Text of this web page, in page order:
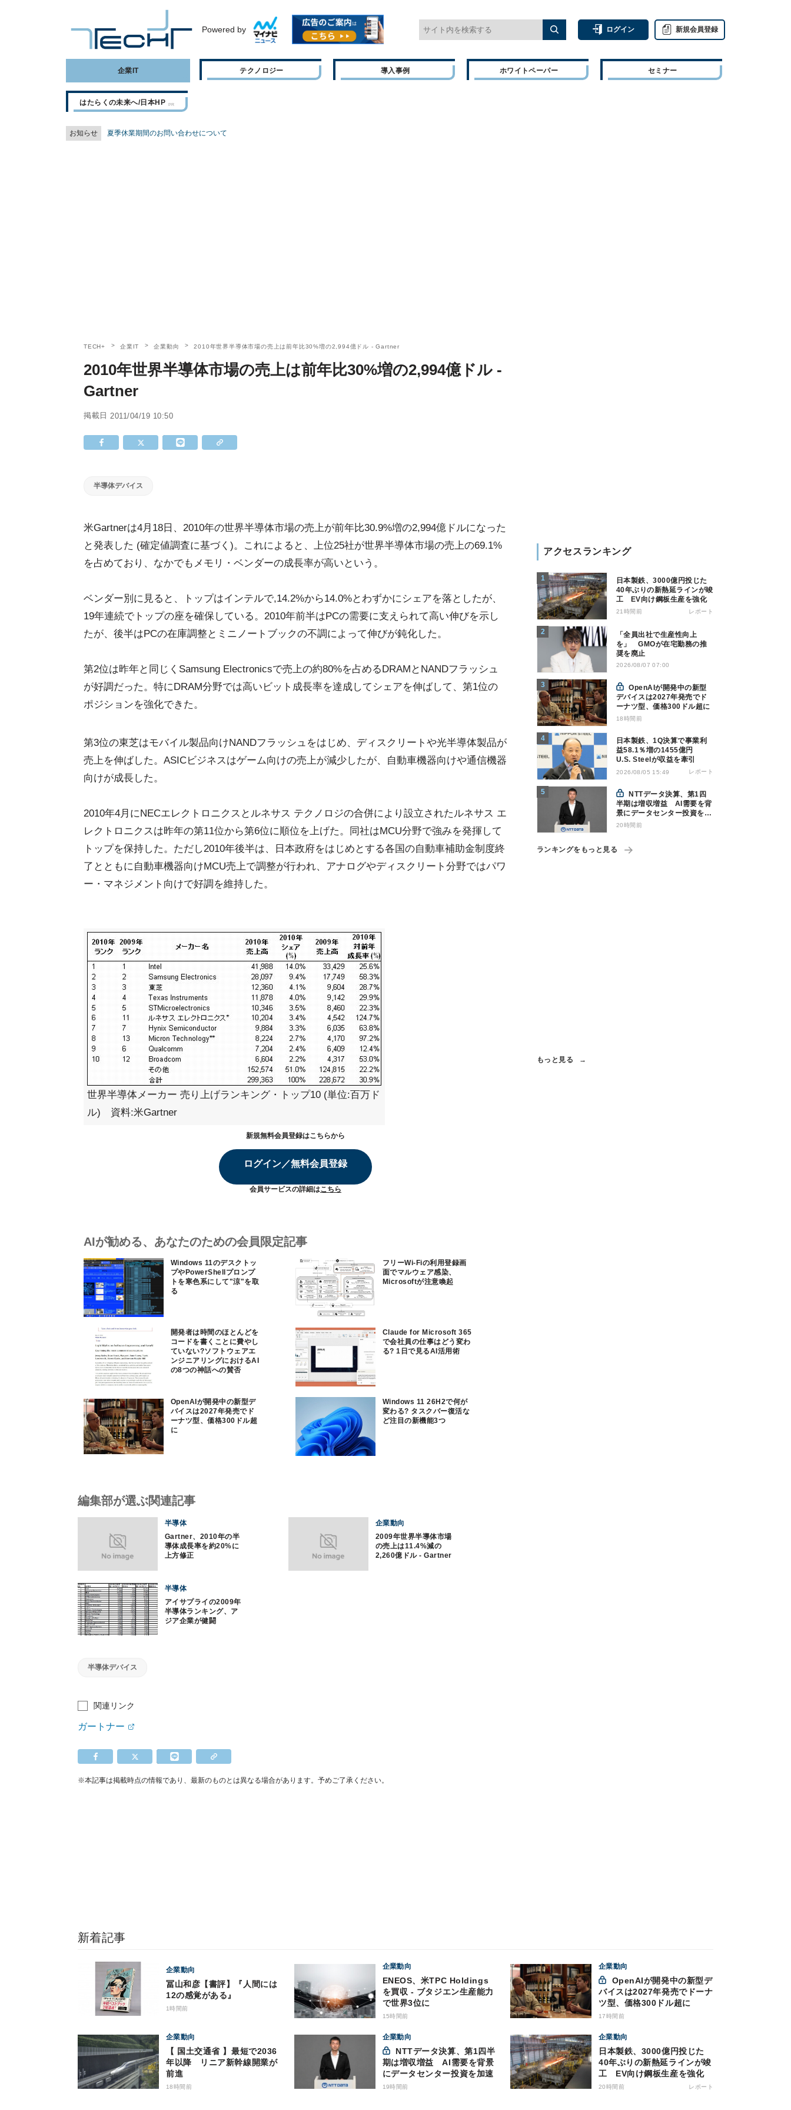
Powered by ログイン 新規会員登録
企業IT テクノロジー 導入事例 ホワイトペーパー セミナー
はたらくの未来へ/日本HP
お知らせ 夏季休業期間のお問い合わせについて
TECH+ 企業IT 企業動向 2010年世界半導体市場の売上は前年比30%増の2,994億ドル - Gartner
2010年世界半導体市場の売上は前年比30%増の2,994億ドル -
Gartner
掲載日 2011/04/19 10:50
半導体デバイス
米Gartnerは4月18日、2010年の世界半導体市場の売上が前年比30.9%増の2,994億ドルになった
と発表した (確定値調査に基づく)。これによると、上位25社が世界半導体市場の売上の69.1%
を占めており、なかでもメモリ・ベンダーの成長率が高いという。
ベンダー別に見ると、トップはインテルで,14.2%から14.0%とわずかにシェアを落としたが、
19年連続でトップの座を確保している。2010年前半はPCの需要に支えられて高い伸びを示し
たが、後半はPCの在庫調整とミニノートブックの不調によって伸びが鈍化した。
第2位は昨年と同じくSamsung Electronicsで売上の約80%を占めるDRAMとNANDフラッシュ
が好調だった。特にDRAM分野では高いビット成長率を達成してシェアを伸ばして、第1位の
ポジションを強化できた。
第3位の東芝はモバイル製品向けNANDフラッシュをはじめ、ディスクリートや光半導体製品が
売上を伸ばした。ASICビジネスはゲーム向けの売上が減少したが、自動車機器向けや通信機器
向けが成長した。
2010年4月にNECエレクトロニクスとルネサス テクノロジの合併により設立されたルネサス エ
レクトロニクスは昨年の第11位から第6位に順位を上げた。同社はMCU分野で強みを発揮して
トップを保持した。ただし2010年後半は、日本政府をはじめとする各国の自動車補助金制度終
了とともに自動車機器向けMCU売上で調整が行われ、アナログやディスクリート分野ではパワ
ー・マネジメント向けで好調を維持した。
世界半導体メーカー 売り上げランキング・トップ10 (単位:百万ド
ル) 資料:米Gartner
新規無料会員登録はこちらから
ログイン／無料会員登録
会員サービスの詳細はこちら
AIが勧める、あなたのための会員限定記事
Windows 11のデスクトッ
プやPowerShellプロンプ
トを寒色系にして"涼"を取
る
フリーWi-Fiの利用登録画
面でマルウェア感染、
Microsoftが注意喚起
開発者は時間のほとんどを
コードを書くことに費やし
ていない?ソフトウェアエ
ンジニアリングにおけるAI
の8つの神話への賛否
Claude for Microsoft 365
で会社員の仕事はどう変わ
る? 1日で見るAI活用術
OpenAIが開発中の新型デ
バイスは2027年発売でド
ーナツ型、価格300ドル超
に
Windows 11 26H2で何が
変わる? タスクバー復活な
ど注目の新機能3つ
アクセスランキング
日本製鉄、3000億円投じた
40年ぶりの新熱延ラインが竣
工 EV向け鋼板生産を強化
21時間前 レポート
「全員出社で生産性向上
を」 GMOが在宅勤務の推
奨を廃止
2026/08/07 07:00
OpenAIが開発中の新型
デバイスは2027年発売でド
ーナツ型、価格300ドル超に
18時間前
日本製鉄、1Q決算で事業利
益58.1％増の1455億円
U.S. Steelが収益を牽引
2026/08/05 15:49 レポート
半期は増収増益 AI需要を背
景にデータセンター投資を加
速
20時間前
ランキングをもっと見る
もっと見る
編集部が選ぶ関連記事
半導体
Gartner、2010年の半
導体成長率を約20%に
上方修正
企業動向
2009年世界半導体市場
の売上は11.4%減の
2,260億ドル - Gartner
半導体
アイサプライの2009年
半導体ランキング、ア
ジア企業が健闘
半導体デバイス
関連リンク
ガートナー
※本記事は掲載時点の情報であり、最新のものとは異なる場合があります。予めご了承ください。
新着記事
企業動向
冨山和彦【書評】『人間には
12の感覚がある』
1時間前
企業動向
ENEOS、米TPC Holdings
を買収 - ブタジエン生産能力
で世界3位に
15時間前
企業動向
バイスは2027年発売でドーナ
ツ型、価格300ドル超に
17時間前
企業動向
【 国土交通省 】最短で2036
年以降 リニア新幹線開業が
前進
18時間前
企業動向
期は増収増益 AI需要を背景
にデータセンター投資を加速
19時間前
企業動向
日本製鉄、3000億円投じた
40年ぶりの新熱延ラインが竣
工 EV向け鋼板生産を強化
20時間前 レポート